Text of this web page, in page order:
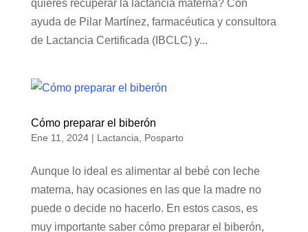
quieres recuperar la lactancia materna? Con
ayuda de Pilar Martínez, farmacéutica y consultora
de Lactancia Certificada (IBCLC) y...
Cómo preparar el biberón
Ene 11, 2024| Lactancia, Posparto
Aunque lo ideal es alimentar al bebé con leche
materna, hay ocasiones en las que la madre no
puede o decide no hacerlo. En estos casos, es
muy importante saber cómo preparar el biberón,